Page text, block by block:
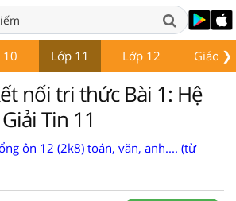
❯
10 Lớp 11 Lớp 12 Giáo
nối tri thức Bài 1: Hệ
Tin 11
ôn 12 (2k8) toán, văn, anh.... (từ